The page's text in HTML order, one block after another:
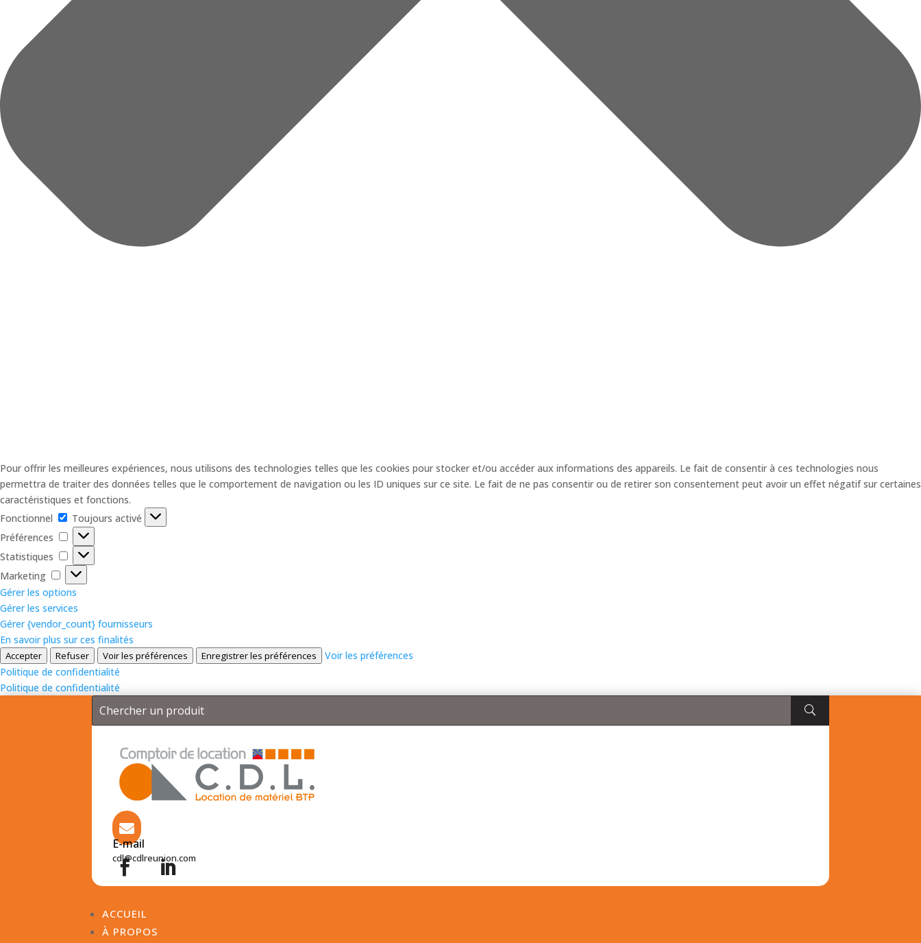
Pour offrir les meilleures expériences, nous utilisons des technologies telles que les cookies pour stocker et/ou accéder aux informations des appareils. Le fait de consentir à ces technologies nous
permettra de traiter des données telles que le comportement de navigation ou les ID uniques sur ce site. Le fait de ne pas consentir ou de retirer son consentement peut avoir un effet négatif sur certaines
caractéristiques et fonctions.
Fonctionnel
Fonctionnel
Toujours activé
Préférences
Préférences
Statistiques
Statistiques
Marketing
Marketing
Gérer les options
Gérer les services
Gérer {vendor_count} fournisseurs
En savoir plus sur ces finalités
Accepter Refuser Voir les préférences Enregistrer les préférences
Voir les préférences
Politique de confidentialité
Politique de confidentialité

E-mail
cdl@cdlreunion.com
 
ACCUEIL
À PROPOS